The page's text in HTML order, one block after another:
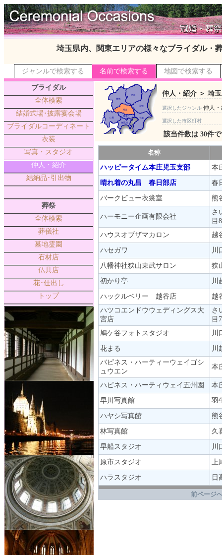
埼玉県内、関東エリアの様々なブライダル・
ジャンルで検索する 名前で検索する 地図で検索する
ブライダル
全体検索
結婚式場･披露宴会場
ブライダルコーディネート
衣装
写真・スタジオ
仲人・紹介
結納品･引出物
葬祭
全体検索
葬儀社
墓地霊園
石材店
仏具店
花･仕出し
トップ
仲人・紹介 ＞ 埼
選択したジャンル 仲人
選択した市区町村
該当件数は 30件
名称
ハッピータイム本庄児玉支部
本
晴れ着の丸昌 春日部店 春
バークビュー衣裳室 熊
ハーモニー企画有限会社
さ
目
ハウスオブザマカロン
越
ハセガワ 川
八幡神社狭山東武サロン 狭
初かり亭 川
ハックルベリー 越谷店
越
ハツコエンドウウェディングス大
宮店
さ
目
鳩ケ谷フォトスタジオ
川
花まる
川
バピネス・ハーティーウェイゴシ
ュウエン
本
ハピネス・ハーティウェイ五州園 本
早川写真館 羽
ハヤシ写真館 熊
林写真館 久
早船スタジオ 川
原市スタジオ 上
ハラスタジオ 日
前ページ